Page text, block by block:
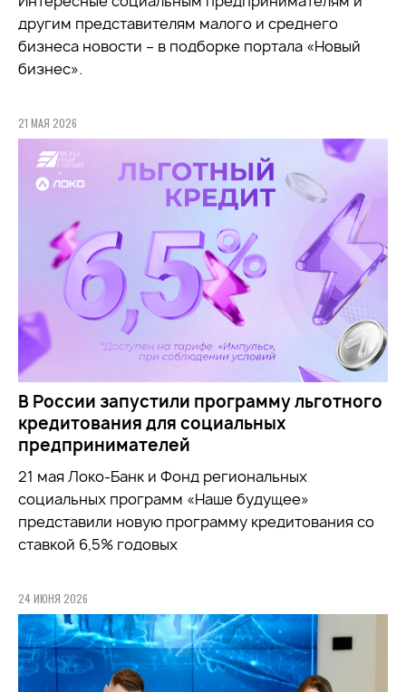
другим представителям малого и среднего
бизнеса новости – в подборке портала «Новый
бизнес».
21 МАЯ 2026
В России запустили программу льготного
кредитования для социальных
предпринимателей
21 мая Локо-Банк и Фонд региональных
социальных программ «Наше будущее»
представили новую программу кредитования со
ставкой 6,5% годовых
24 ИЮНЯ 2026